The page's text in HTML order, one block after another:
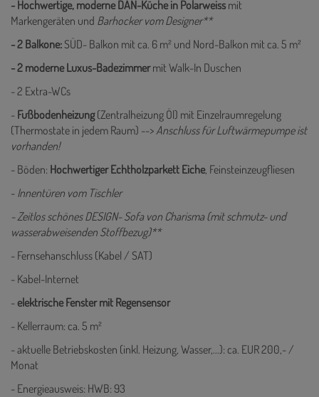
- Hochwertige, moderne DAN-Küche in Polarweiss mit
Markengeräten und Barhocker vom Designer**
- 2 Balkone:SÜD- Balkon mit ca. 6 m² und Nord-Balkon mit ca. 5 m²
- 2 moderne Luxus-Badezimmermit Walk-In Duschen
- 2 Extra-WCs
- Fußbodenheizung(Zentralheizung Öl) mit Einzelraumregelung
(Thermostate in jedem Raum) -->Anschluss für Luftwärmepumpe ist
vorhanden!
- Böden: Hochwertiger Echtholzparkett Eiche, Feinsteinzeugfliesen
- Innentüren vom Tischler
- Zeitlos schönes DESIGN- Sofa von Charisma (mit schmutz- und
wasserabweisenden Stoffbezug)**
- Fernsehanschluss (Kabel / SAT)
- Kabel-Internet
-elektrische Fenster mit Regensensor
- Kellerraum: ca. 5 m²
- aktuelle Betriebskosten (inkl. Heizung, Wasser,...): ca. EUR 200,- /
Monat
- Energieausweis: HWB: 93